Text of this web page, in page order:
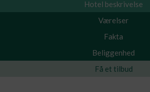
Hotel beskrivelse
Værelser
Fakta
Beliggenhed
Få et tilbud